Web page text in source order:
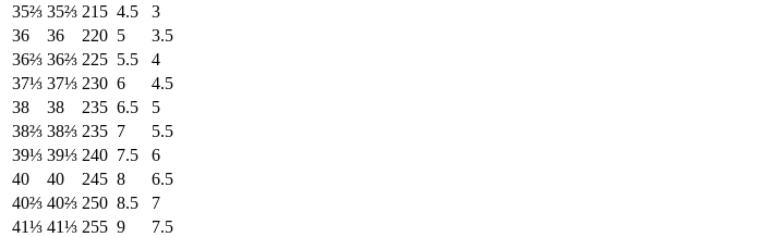
35⅔ 35⅔ 215 4.5
3
36
36 220 5
3.5
36⅔ 36⅔ 225 5.5
4
37⅓ 37⅓ 230 6
4.5
38
38 235 6.5
5
38⅔ 38⅔ 235 7
5.5
39⅓ 39⅓ 240 7.5
6
40
40 245 8
6.5
40⅔ 40⅔ 250 8.5
7
41⅓ 41⅓ 255 9
7.5